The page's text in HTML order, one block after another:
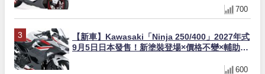
700
【新車】Kawasaki「Ninja 250/400」2027年式
9月5日日本發售！新塗裝登場×價格不變×輔助滑
600